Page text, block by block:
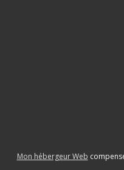
Mon hébergeur Web